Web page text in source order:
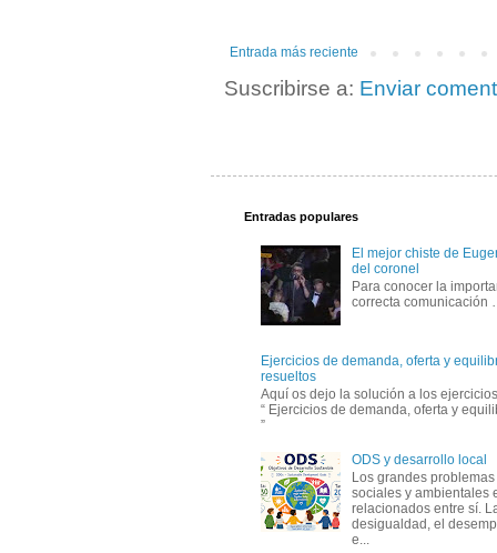
Entrada más reciente
Suscribirse a: Enviar
Entradas populares
El mejor chiste de
del coronel
Para conocer la
correcta
Ejercicios de demanda, oferta y
resueltos
Aquí os dejo la solución a los
“ Ejercicios de demanda, oferta y
”
ODS y desarrollo local
Los grandes
sociales y ambientales
relacionados entre sí.
desigualdad, el
e...